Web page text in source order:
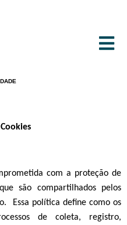
com a proteção de
são compartilhados pelos
Essa política define como os
de coleta, registro,